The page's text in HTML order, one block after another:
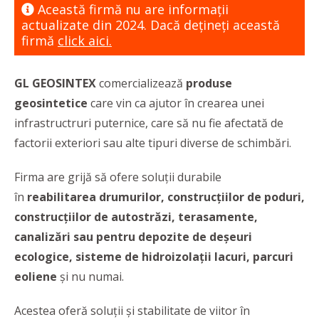
Această firmă nu are informaţii
actualizate din 2024. Dacă dețineți această
firmă click aici.
GL GEOSINTEXcomercializează produse
geosintetice care vin ca ajutor în crearea unei
infrastructruri puternice, care să nu fie afectată de
factorii exteriori sau alte tipuri diverse de schimbări.
Firma are grijă să ofere soluții durabile
în reabilitarea drumurilor, construcțiilor de poduri,
construcțiilor de autostrăzi, terasamente,
canalizări sau pentru depozite de deșeuri
ecologice, sisteme de hidroizolații lacuri, parcuri
eoliene și nu numai.
Acestea oferă soluții și stabilitate de viitor în